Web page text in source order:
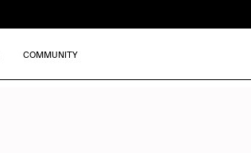
COMMUNITY